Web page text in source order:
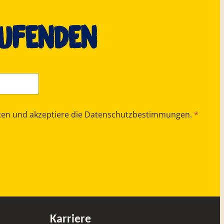
und akzeptiere die Datenschutzbestimmungen. *
Karriere